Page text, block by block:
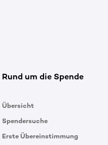
Rund um die Spende
Übersicht
Spendersuche
Erste Übereinstimmung